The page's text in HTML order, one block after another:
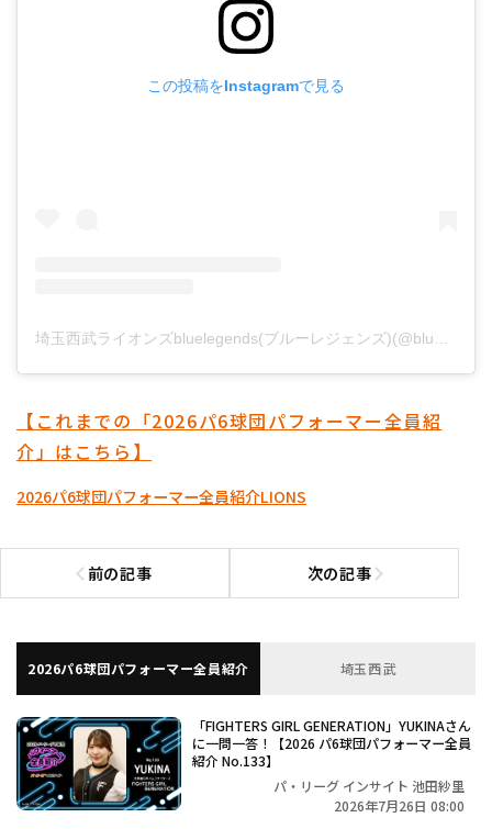
この投稿をInstagramで見る
埼玉西武ライオンズbluelegends(ブルーレジェンズ)(@bluelegends_lionsofficial)がシェアした投稿
【これまでの「2026パ6球団パフォーマー全員紹
介」はこちら】
2026パ6球団パフォーマー全員紹介LIONS
前の記事
前の記事へ 次の記事次の記事へ
2026パ6球団パフォーマー全員紹介 埼玉西武
「FIGHTERS GIRL GENERATION」YUKINAさん
に一問一答！【2026 パ6球団パフォーマー全員
紹介 No.133】
パ・リーグ インサイト 池田紗里
2026年7月26日 08:00